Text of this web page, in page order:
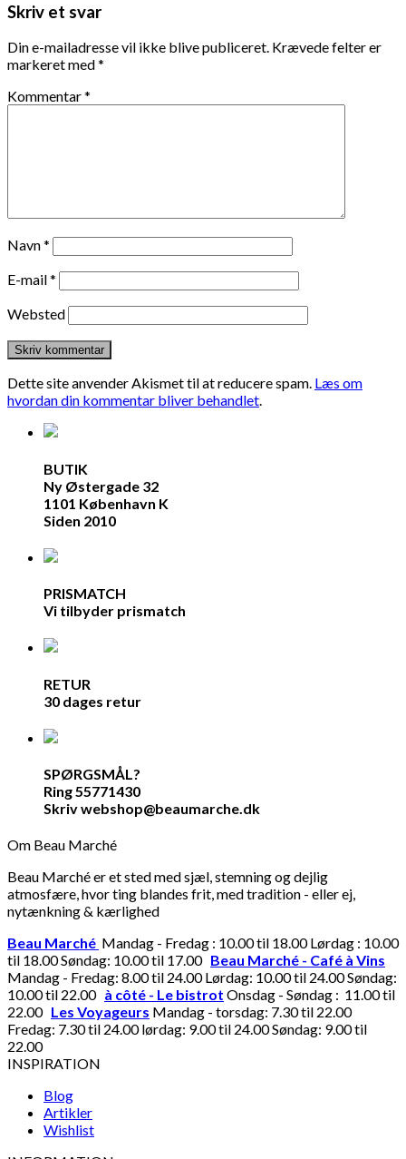
Skriv et svar
Din e-mailadresse vil ikke blive publiceret. Krævede felter er
markeret med*
Kommentar*
Navn*
E-mail*
Websted
Dette site anvender Akismet til at reducere spam. Læs om
hvordan din kommentar bliver behandlet.
BUTIK
Ny Østergade 32
1101 København K
Siden 2010
PRISMATCH
Vi tilbyder prismatch
RETUR
30 dages retur
SPØRGSMÅL?
Ring 55771430
Skriv webshop@beaumarche.dk
Om Beau Marché
Beau Marché er et sted med sjæl, stemning og dejlig
atmosfære, hvor ting blandes frit, med tradition - eller ej,
nytænkning & kærlighed
Beau Marché Mandag - Fredag : 10.00 til 18.00 Lørdag : 10.00
til 18.00 Søndag: 10.00 til 17.00 Beau Marché - Café à Vins
Mandag - Fredag: 8.00 til 24.00 Lørdag: 10.00 til 24.00 Søndag:
10.00 til 22.00 à côté - Le bistrot Onsdag - Søndag : 11.00 til
22.00 Les Voyageurs Mandag - torsdag: 7.30 til 22.00
Fredag: 7.30 til 24.00 lørdag: 9.00 til 24.00 Søndag: 9.00 til
22.00
INSPIRATION
Blog
Artikler
Wishlist